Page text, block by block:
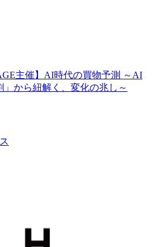
主催】AI時代の買物予測 ～AI
」から紐解く、変化の兆し～